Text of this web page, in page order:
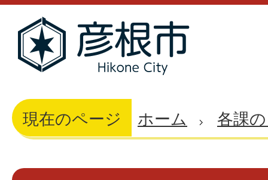
現在のページ ホーム 各課